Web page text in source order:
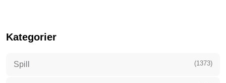
Kategorier
Spill (1373)